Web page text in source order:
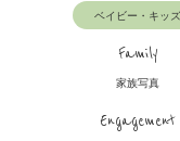
ベイビー・キッズ
Family
家族写真
Engagement